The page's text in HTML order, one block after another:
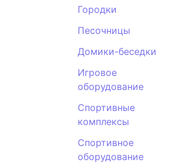
Городки
Песочницы
Домики-беседки
Игровое
оборудование
Спортивные
комплексы
Спортивное
оборудование